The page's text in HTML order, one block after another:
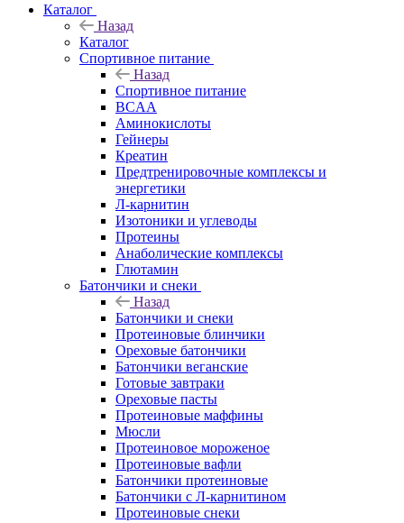
Каталог
Назад
Каталог
Спортивное питание
Назад
Спортивное питание
BCAA
Аминокислоты
Гейнеры
Креатин
Предтренировочные комплексы и
энергетики
Л-карнитин
Изотоники и углеводы
Протеины
Анаболические комплексы
Глютамин
Батончики и снеки
Назад
Батончики и снеки
Протеиновые блинчики
Ореховые батончики
Батончики веганские
Готовые завтраки
Ореховые пасты
Протеиновые маффины
Мюсли
Протеиновое мороженое
Протеиновые вафли
Батончики протеиновые
Батончики с Л-карнитином
Протеиновые снеки